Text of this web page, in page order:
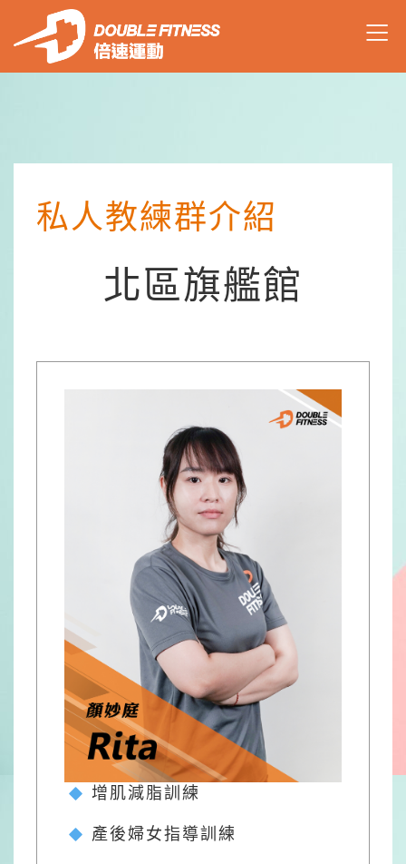
私人教練群介紹
北區旗艦館
增肌減脂訓練
產後婦女指導訓練